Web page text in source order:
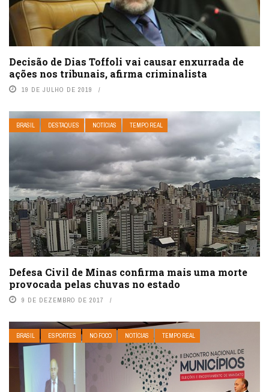
Decisão de Dias Toffoli vai causar enxurrada de
ações nos tribunais, afirma criminalista
19 DE JULHO DE 2019
BRASIL DESTAQUES NOTÍCIAS TEMPO REAL
Defesa Civil de Minas confirma mais uma morte
provocada pelas chuvas no estado
9 DE DEZEMBRO DE 2017
BRASIL ESPORTES NO FOCO NOTÍCIAS TEMPO REAL